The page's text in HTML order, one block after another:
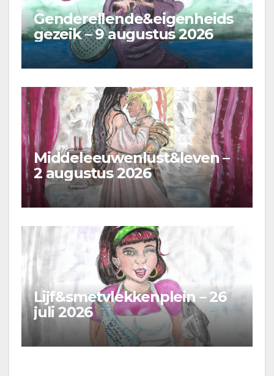
Genderellende&eigenheids
gezeik – 9 augustus 2026
Middeleeuwenlust&leven –
2 augustus 2026
Lijf&smetvlekkenplein – 26
juli 2026